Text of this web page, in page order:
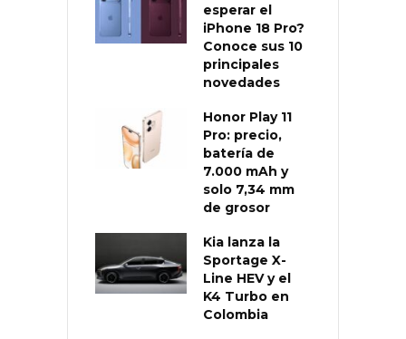
esperar el
iPhone 18 Pro?
Conoce sus 10
principales
novedades
Honor Play 11
Pro: precio,
batería de
7.000 mAh y
solo 7,34 mm
de grosor
Kia lanza la
Sportage X-
Line HEV y el
K4 Turbo en
Colombia